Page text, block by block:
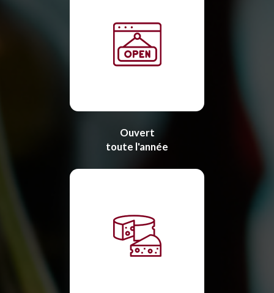
Ouvert
toute l'année